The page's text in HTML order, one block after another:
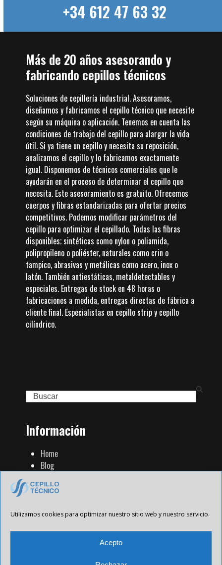
Utilizamos cookies para optimizar nuestro sitio web y nuestro servicio.
Acepto
+34 612 47 63 32
Más de 20 años asesorando y
fabricando cepillos técnicos
Soluciones de cepillería industrial. Asesoramos,
diseñamos y fabricamos el cepillo técnico que necesite
según su máquina o aplicación. Tenemos en cuenta las
condiciones de trabajo del cepillo para alargar la vida
útil. Si ya tiene un cepillo y necesita su reposición,
analizamos el cepillo y lo fabricamos exactamente
igual. Disponemos de técnicos comerciales que le
ayudarán en el proceso de determinar el cepillo que
necesita. Este asesoramiento es gratuito. Ofrecemos
cuerpos y fibras estandarizadas para ofertar precios
competitivos. Podemos modificar parámetros del
cepillo para optimizar el cepillado. Todas las fibras
disponibles; sintéticas como nylon o poliamida,
polipropileno o poliéster, naturales como crin o
tampico, abrasivas y metálicas como acero, inox o
latón. También antiestáticas, metaldetectables y
especiales. Entregas de stock en 48 horas o
fabricaciones a medida, entregas directas de fábrica a
cliente final. Especialistas en cepillo strip y cepillo
cilíndrico.
Search
Información
Home
Blog
Contacto
Aviso Legal